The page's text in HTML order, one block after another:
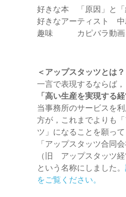
好きな本 「原因」と「
好きなアーティスト 中
趣味 カピバラ動画
＜アップスタッツとは？
一言で表現するならば，
「高い生産を実現する経
当事務所のサービスを
方が，これまでよりも
ツ」になることを願って
「アップスタッツ合同会
（旧 アップスタッツ経
という名称にしました。
をご覧ください。